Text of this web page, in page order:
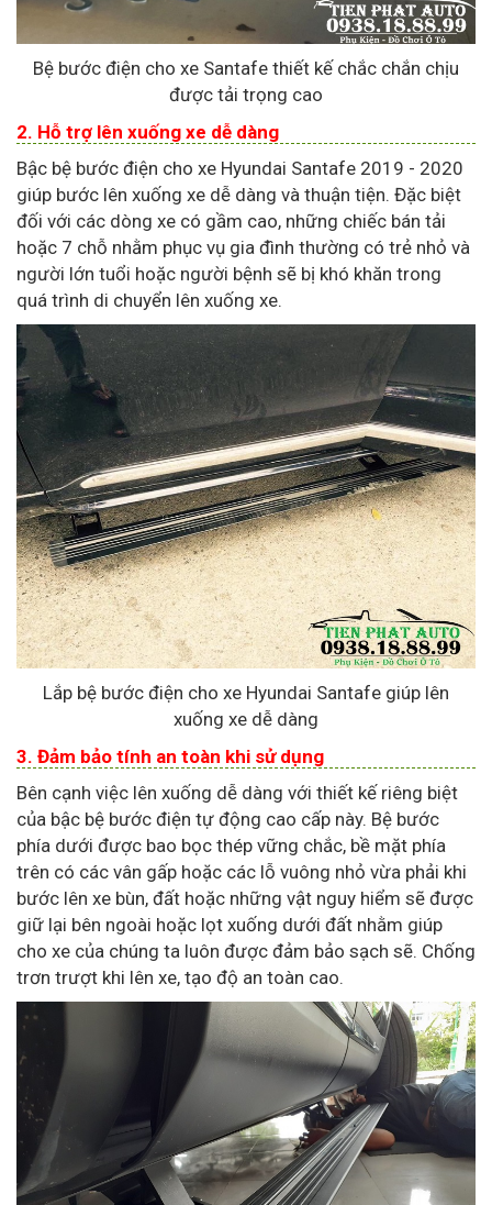
Bệ bước điện cho xe Santafe thiết kế chắc chắn chịu
được tải trọng cao
2. Hỗ trợ lên xuống xe dễ dàng
Bậc bệ bước điện cho xe Hyundai Santafe 2019 - 2020
giúp bước lên xuống xe dễ dàng và thuận tiện. Đặc biệt
đối với các dòng xe có gầm cao, những chiếc bán tải
hoặc 7 chỗ nhằm phục vụ gia đình thường có trẻ nhỏ và
người lớn tuổi hoặc người bệnh sẽ bị khó khăn trong
quá trình di chuyển lên xuống xe.
Lắp bệ bước điện cho xe Hyundai Santafe giúp lên
xuống xe dễ dàng
3. Đảm bảo tính an toàn khi sử dụng
Bên cạnh việc lên xuống dễ dàng với thiết kế riêng biệt
của bậc bệ bước điện tự động cao cấp này. Bệ bước
phía dưới được bao bọc thép vững chắc, bề mặt phía
trên có các vân gấp hoặc các lỗ vuông nhỏ vừa phải khi
bước lên xe bùn, đất hoặc những vật nguy hiểm sẽ được
giữ lại bên ngoài hoặc lọt xuống dưới đất nhằm giúp
cho xe của chúng ta luôn được đảm bảo sạch sẽ. Chống
trơn trượt khi lên xe, tạo độ an toàn cao.